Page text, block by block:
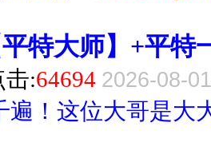
平特大师】+平
击:64694 2026-08-
遍！这位大哥是大